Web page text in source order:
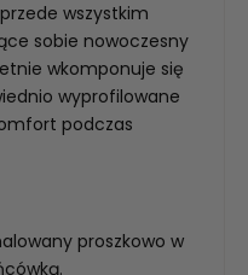
wszystkim
sobie nowoczesny
wkomponuje się
wyprofilowane
podczas
proszkowo w